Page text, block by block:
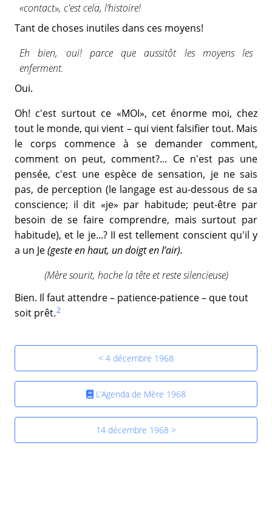
«contact», c'est cela, l’histoire!
Tant de choses inutiles dans ces moyens!
Eh bien, oui! parce que aussitôt les moyens les
enferment.
Oui.
Oh! c'est surtout ce «MOI», cet énorme moi, chez
tout le monde, qui vient – qui vient falsifier tout. Mais
le corps commence à se demander comment,
comment on peut, comment?... Ce n'est pas une
pensée, c'est une espèce de sensation, je ne sais
pas, de perception (le langage est au-dessous de sa
conscience; il dit «je» par habitude; peut-être par
besoin de se faire comprendre, mais surtout par
habitude), et le je...? II est tellement conscient qu'il y
a un Je(geste en haut, un doigt en l’air).
(Mère sourit, hoche la tête et reste silencieuse)
Bien. Il faut attendre – patience-patience – que tout
soit prêt.2
< 4 décembre 1968
L’Agenda de Mère 1968
14 décembre 1968 >